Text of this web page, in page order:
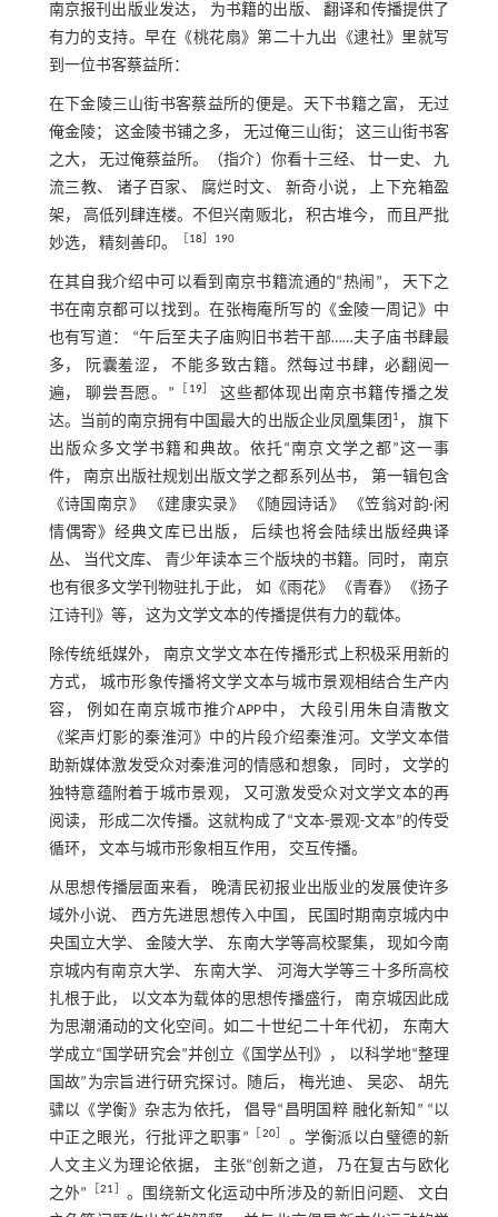
南京报刊出版业发达， 为书籍的出版、 翻译和传播提供了
有力的支持。早在《桃花扇》第二十九出《逮社》里就写
到一位书客蔡益所：
在下金陵三山街书客蔡益所的便是。天下书籍之富， 无过
俺金陵； 这金陵书铺之多， 无过俺三山街； 这三山街书客
之大， 无过俺蔡益所。（指介）你看十三经、 廿一史、 九
流三教、 诸子百家、 腐烂时文、 新奇小说， 上下充箱盈
架， 高低列肆连楼。不但兴南贩北， 积古堆今， 而且严批
妙选， 精刻善印。
18 ］190
在其自我介绍中可以看到南京书籍流通的“热闹”， 天下之
书在南京都可以找到。在张梅庵所写的《金陵一周记》中
也有写道： “午后至夫子庙购旧书若干部……夫子庙书肆最
多， 阮囊羞涩， 不能多致古籍。然每过书肆，必翻阅一
遍， 聊尝吾愿。”
19］
这些都体现出南京书籍传播之发
达。当前的南京拥有中国最大的出版企业凤凰集团 1 ， 旗下
出版众多文学书籍和典故。依托“南京文学之都”这一事
件， 南京出版社规划出版文学之都系列丛书， 第一辑包含
《诗国南京》 《建康实录》 《随园诗话》 《笠翁对韵·闲
情偶寄》经典文库已出版， 后续也将会陆续出版经典译
丛、 当代文库、 青少年读本三个版块的书籍。同时， 南京
也有很多文学刊物驻扎于此， 如《雨花》 《青春》 《扬子
江诗刊》等， 这为文学文本的传播提供有力的载体。
除传统纸媒外， 南京文学文本在传播形式上积极采用新的
方式， 城市形象传播将文学文本与城市景观相结合生产内
容， 例如在南京城市推介APP中， 大段引用朱自清散文
《桨声灯影的秦淮河》中的片段介绍秦淮河。文学文本借
助新媒体激发受众对秦淮河的情感和想象， 同时， 文学的
独特意蕴附着于城市景观， 又可激发受众对文学文本的再
阅读， 形成二次传播。这就构成了“文本-景观-文本”的传受
循环， 文本与城市形象相互作用， 交互传播。
从思想传播层面来看， 晚清民初报业出版业的发展使许多
域外小说、 西方先进思想传入中国， 民国时期南京城内中
央国立大学、 金陵大学、 东南大学等高校聚集， 现如今南
京城内有南京大学、 东南大学、 河海大学等三十多所高校
扎根于此， 以文本为载体的思想传播盛行， 南京城因此成
为思潮涌动的文化空间。如二十世纪二十年代初， 东南大
学成立“国学研究会”并创立《国学丛刊》， 以科学地“整理
国故”为宗旨进行研究探讨。随后， 梅光迪、 吴宓、 胡先
骕以《学衡》杂志为依托， 倡导“昌明国粹 融化新知” “以
中正之眼光，行批评之职事”
20］ 。学衡派以白璧德的新
人文主义为理论依据， 主张“创新之道， 乃在复古与欧化
之外”
［21
。围绕新文化运动中所涉及的新旧问题、 文白